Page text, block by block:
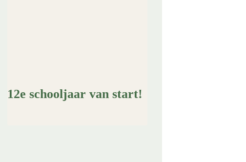
12e schooljaar van start!